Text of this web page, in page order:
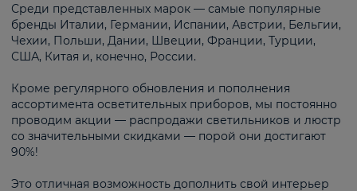
Среди представленных марок — самые популярные
бренды Италии, Германии, Испании, Австрии, Бельгии,
Чехии, Польши, Дании, Швеции, Франции, Турции,
США, Китая и, конечно, России.
Кроме регулярного обновления и пополнения
ассортимента осветительных приборов, мы постоянно
проводим акции — распродажи светильников и люстр
со значительными скидками — порой они достигают
90%!
Это отличная возможность дополнить свой интерьер